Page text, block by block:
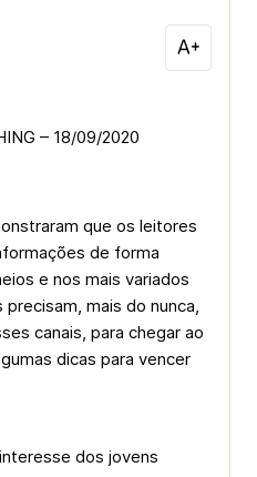
– 18/09/2020
que os leitores
de forma
e nos mais variados
mais do nunca,
canais, para chegar ao
dicas para vencer
dos jovens